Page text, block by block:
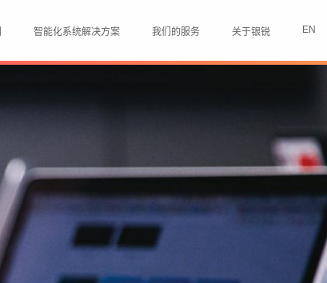
智能化系统解决方案 我们的服务 关于银锐 EN